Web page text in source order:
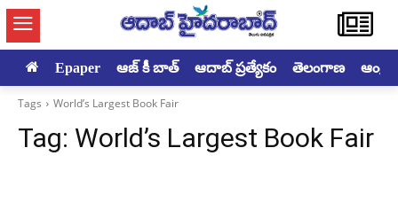
Epaper ఆజ్ కీ బాత్ ఆదాబ్ ప్రత్యేకం తెలంగాణ
Tags World’s Largest Book Fair
Tag: World’s Largest Book Fair